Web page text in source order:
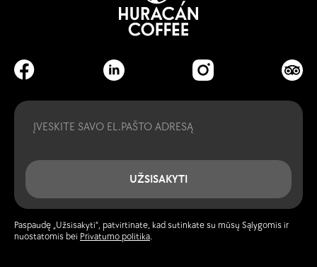
UŽSISAKYTI
Paspaudę „Užsisakyti“, patvirtinate, kad sutinkate su mūsų Sąlygomis ir
nuostatomis bei Privatumo politika.